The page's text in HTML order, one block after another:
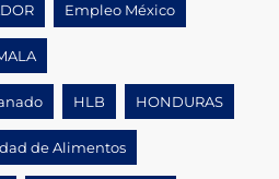
Empleo México
HLB HONDURAS
de Alimentos